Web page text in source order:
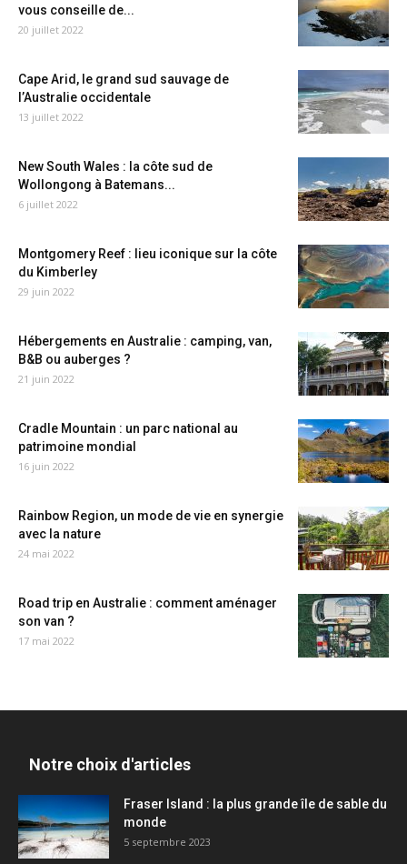
vous conseille de...
20 juillet 2022
Cape Arid, le grand sud sauvage de
l’Australie occidentale
13 juillet 2022
New South Wales : la côte sud de
Wollongong à Batemans...
6 juillet 2022
Montgomery Reef : lieu iconique sur la côte
du Kimberley
29 juin 2022
Hébergements en Australie : camping, van,
B&B ou auberges ?
21 juin 2022
Cradle Mountain : un parc national au
patrimoine mondial
16 juin 2022
Rainbow Region, un mode de vie en synergie
avec la nature
24 mai 2022
Road trip en Australie : comment aménager
son van ?
17 mai 2022
Notre choix d'articles
Fraser Island : la plus grande île de sable du
monde
5 septembre 2023